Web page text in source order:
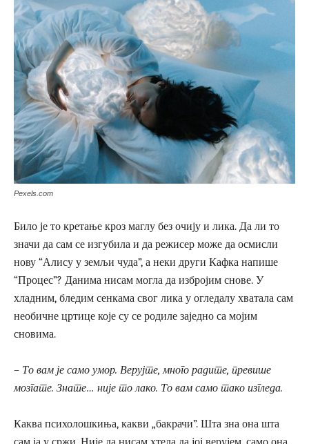
Pexels.com
Било је то кретање кроз маглу без очију и лика. Да ли то
значи да сам се изгубила и да режисер може да осмисли
нову “Алису у земљи чуда”, а неки други Кафка напише
“Процес”? Данима нисам могла да избројим снове. У
хладним, бледим сенкама свог лика у огледалу хватала сам
необичне цртице које су се родиле заједно са мојим
сновима.
– То вам је само умор. Верујте, много радите, превише
мозгате. Знате… није то лако. То вам само тако изгледа.
Каква психолошкиња, какви „бакрачи”. Шта зна она шта